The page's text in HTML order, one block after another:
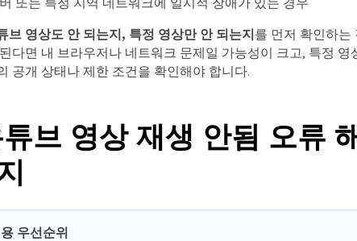
브 영상도 안 되는지, 특정 영상만 안 되는지를 먼저 확인하는
다면 내 브라우저나 네트워크 문제일 가능성이 크고, 특정 영
공개 상태나 제한 조건을 확인해야 합니다.
브 영상 재생 안됨 오류
우선순위